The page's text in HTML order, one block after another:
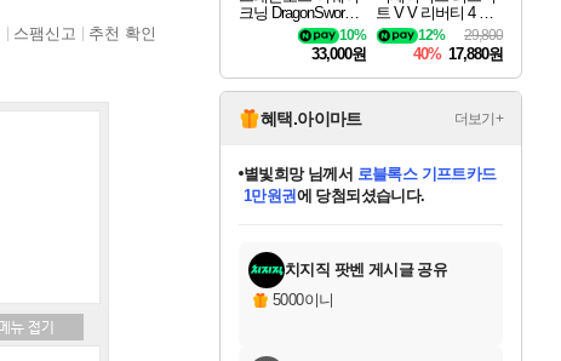
스팸신고 추천 확인
크닝 DragonSword A
10%
33,000원
트 V V 리버티 4 팩
DJMAX RESPECT
V V Liberty 4 Pack D
29,800
12%
40% 17,880원
혜택.아이마트 더보기+
교환.
당첨되셨습니다.
당첨되셨습니다.
당첨되셨습니다.
별빛희망님께서 로블록스 기프트카드
1만원권에 당첨되셨습니다.
당첨되셨습니다.
당첨되셨습니다.
당첨되셨습니다.
당첨되셨습니다.
에디션 (스팀코드)를 교환.
당첨되셨습니다.
치지직 팟벤 게시글 공유
5000이니